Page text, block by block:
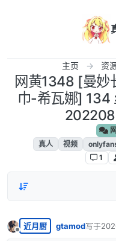
主页 资
网黄1348 [曼妙
巾-希瓦娜] 134
真人
视频
1
离线
近月厨 gtamod写于
最后由